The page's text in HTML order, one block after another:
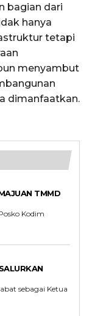
bagian dari
hanya
tetapi
menyambut
dimanfaatkan.
TMMD
Kodim
sebagai Ketua